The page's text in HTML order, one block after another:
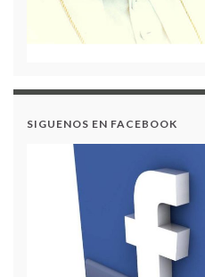
SIGUENOS EN FACEBOOK